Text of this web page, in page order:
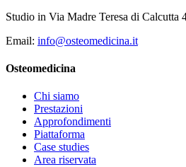
Studio in Via Madre Teresa di Calcutta
Email: info@osteomedicina.it
Osteomedicina
Chi siamo
Prestazioni
Approfondimenti
Piattaforma
Case studies
Area riservata